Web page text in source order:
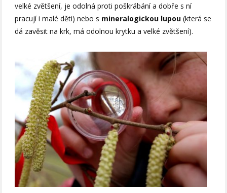
velké zvětšení, je odolná proti poškrábání a dobře s ní
pracují i malé děti) nebo s mineralogickou lupou (která se
dá zavěsit na krk, má odolnou krytku a velké zvětšení).